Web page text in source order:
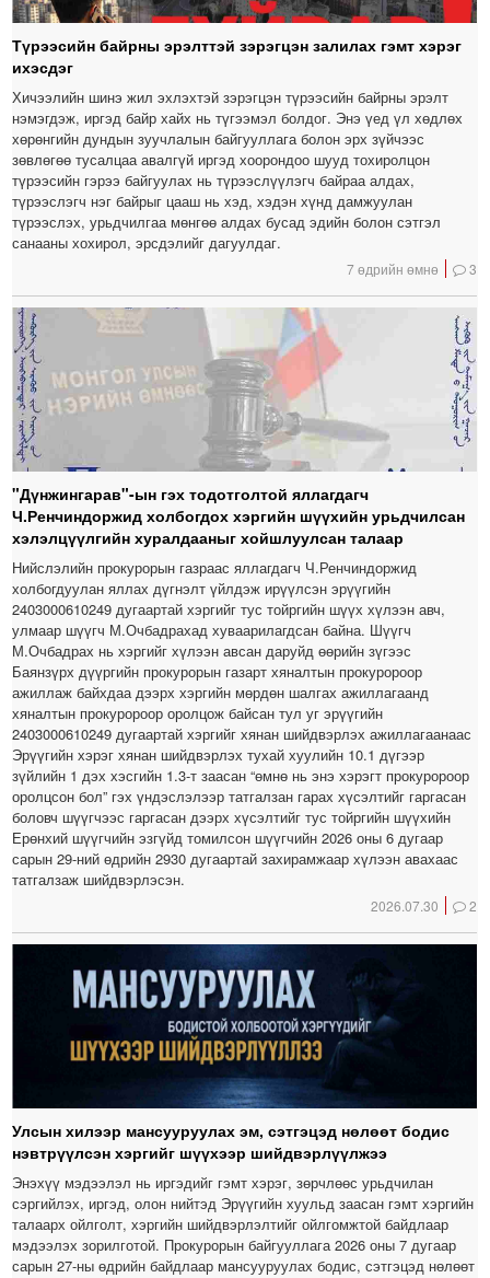
Түрээсийн байрны эрэлттэй зэрэгцэн залилах гэмт хэрэг
ихэсдэг
Хичээлийн шинэ жил эхлэхтэй зэрэгцэн түрээсийн байрны эрэлт
нэмэгдэж, иргэд байр хайх нь түгээмэл болдог. Энэ үед үл хөдлөх
хөрөнгийн дундын зуучлалын байгууллага болон эрх зүйчээс
зөвлөгөө тусалцаа авалгүй иргэд хоорондоо шууд тохиролцон
түрээсийн гэрээ байгуулах нь түрээслүүлэгч байраа алдах,
түрээслэгч нэг байрыг цааш нь хэд, хэдэн хүнд дамжуулан
түрээслэх, урьдчилгаа мөнгөө алдах бусад эдийн болон сэтгэл
санааны хохирол, эрсдэлийг дагуулдаг.
7 өдрийн өмнө 3
"Дүнжингарав"-ын гэх тодотголтой яллагдагч
Ч.Ренчиндоржид холбогдох хэргийн шүүхийн урьдчилсан
хэлэлцүүлгийн хуралдааныг хойшлуулсан талаар
Нийслэлийн прокурорын газраас яллагдагч Ч.Ренчиндоржид
холбогдуулан яллах дүгнэлт үйлдэж ирүүлсэн эрүүгийн
2403000610249 дугаартай хэргийг тус тойргийн шүүх хүлээн авч,
улмаар шүүгч М.Очбадрахад хуваарилагдсан байна. Шүүгч
М.Очбадрах нь хэргийг хүлээн авсан даруйд өөрийн зүгээс
Баянзүрх дүүргийн прокурорын газарт хяналтын прокуророор
ажиллаж байхдаа дээрх хэргийн мөрдөн шалгах ажиллагаанд
хяналтын прокуророор оролцож байсан тул уг эрүүгийн
2403000610249 дугаартай хэргийг хянан шийдвэрлэх ажиллагаанаас
Эрүүгийн хэрэг хянан шийдвэрлэх тухай хуулийн 10.1 дүгээр
зүйлийн 1 дэх хэсгийн 1.3-т заасан “өмнө нь энэ хэрэгт прокуророор
оролцсон бол” гэх үндэслэлээр татгалзан гарах хүсэлтийг гаргасан
боловч шүүгчээс гаргасан дээрх хүсэлтийг тус тойргийн шүүхийн
Ерөнхий шүүгчийн эзгүйд томилсон шүүгчийн 2026 оны 6 дугаар
сарын 29-ний өдрийн 2930 дугаартай захирамжаар хүлээн авахаас
татгалзаж шийдвэрлэсэн.
2026.07.30 2
Улсын хилээр мансууруулах эм, сэтгэцэд нөлөөт бодис
нэвтрүүлсэн хэргийг шүүхээр шийдвэрлүүлжээ
Энэхүү мэдээлэл нь иргэдийг гэмт хэрэг, зөрчлөөс урьдчилан
сэргийлэх, иргэд, олон нийтэд Эрүүгийн хуульд заасан гэмт хэргийн
талаарх ойлголт, хэргийн шийдвэрлэлтийг ойлгомжтой байдлаар
мэдээлэх зорилготой. Прокурорын байгууллага 2026 оны 7 дугаар
сарын 27-ны өдрийн байдлаар мансууруулах бодис, сэтгэцэд нөлөөт